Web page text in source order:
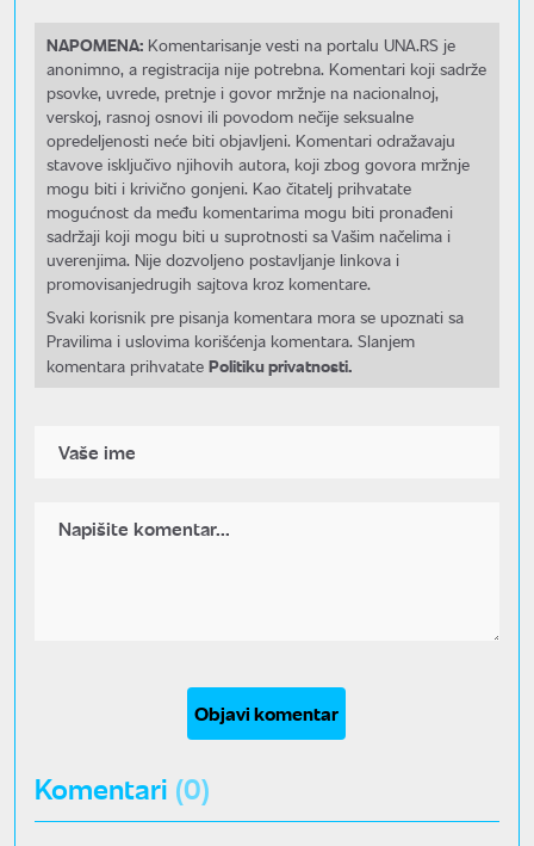
NAPOMENA: Komentarisanje vesti na portalu UNA.RS je
anonimno, a registracija nije potrebna. Komentari koji sadrže
psovke, uvrede, pretnje i govor mržnje na nacionalnoj,
verskoj, rasnoj osnovi ili povodom nečije seksualne
opredeljenosti neće biti objavljeni. Komentari odražavaju
stavove isključivo njihovih autora, koji zbog govora mržnje
mogu biti i krivično gonjeni. Kao čitatelj prihvatate
mogućnost da među komentarima mogu biti pronađeni
sadržaji koji mogu biti u suprotnosti sa Vašim načelima i
uverenjima. Nije dozvoljeno postavljanje linkova i
promovisanjedrugih sajtova kroz komentare.
Svaki korisnik pre pisanja komentara mora se upoznati sa
Pravilima i uslovima korišćenja komentara. Slanjem
komentara prihvatate Politiku privatnosti.
Objavi komentar
Komentari (0)